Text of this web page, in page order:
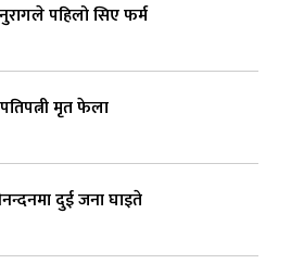
पहिलो सिए फर्म
मृत फेला
दुई जना घाइते